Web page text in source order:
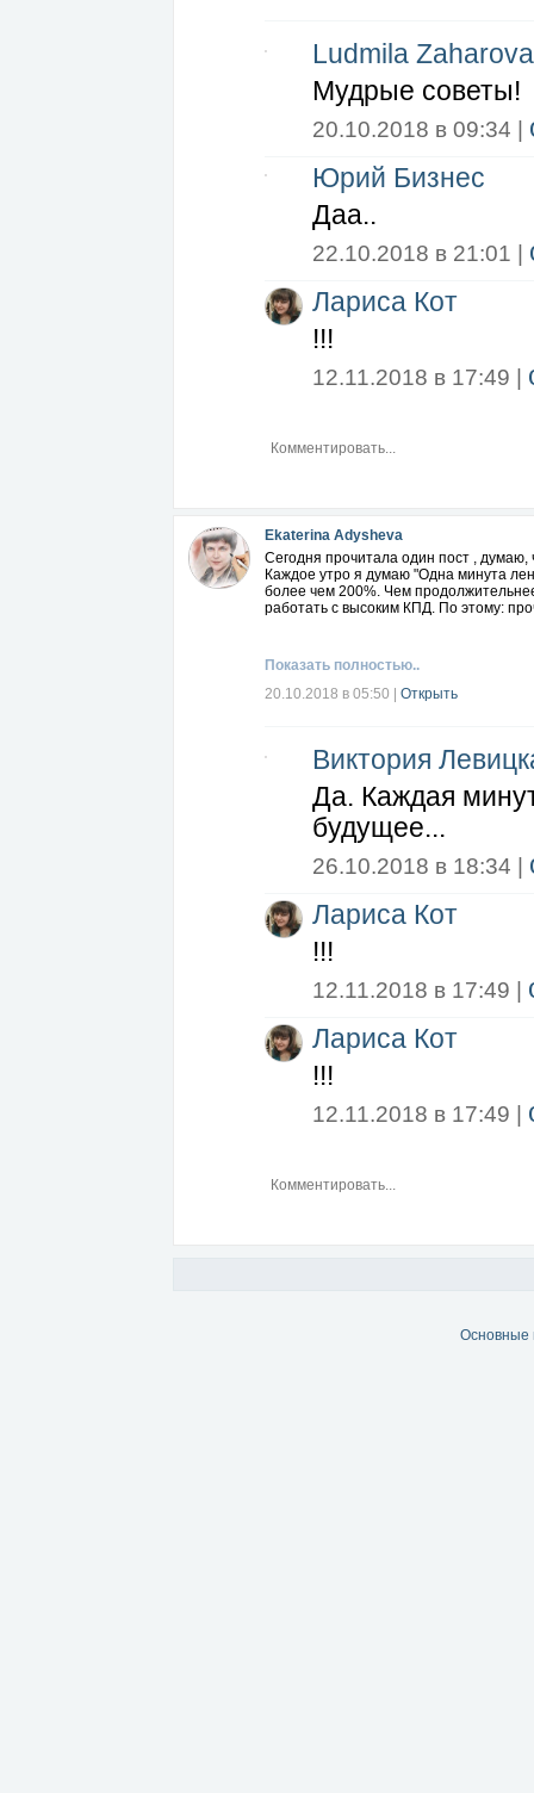
можно запачкать сознание. И
Ludmila Zaharova
Мудрые советы!
20.10.2018 в 09:34 |
Юрий Бизнес
Даа..
22.10.2018 в 21:01 |
Лариса Кот
!!!
12.11.2018 в 17:49 |
Ekaterina Adysheva
Сегодня прочитала один пост , думаю,
Каждое утро я думаю "Одна минута
более чем 200%. Чем
работать с высоким КПД. По этому:
Показать полностью..
20.10.2018 в 05:50
Открыть
Виктория
Да. Каждая
будущее...
26.10.2018 в 18:34 |
Лариса Кот
!!!
12.11.2018 в 17:49 |
Лариса Кот
!!!
12.11.2018 в 17:49 |
Основные